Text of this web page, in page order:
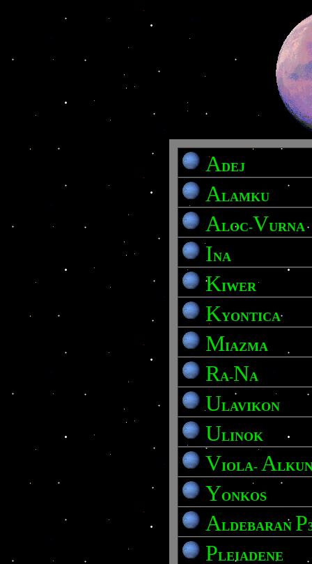
ADEJ
ALAMKU
ALOC-VURNA
INA
KIWER
KYONTICA
MIAZMA
RA-NA
ULAVIKON
ULINOK
VIOLA- A
YONKOS
ALDEBARAN P
PLEIADENE